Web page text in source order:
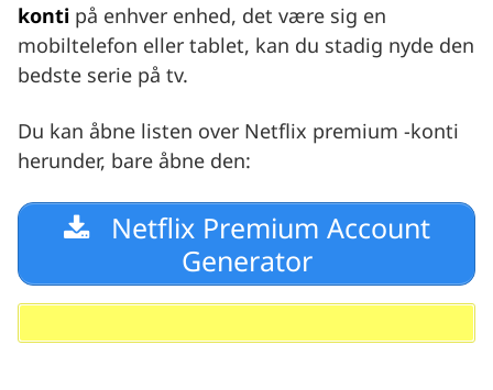
konti på enhver enhed, det være sig en
mobiltelefon eller tablet, kan du stadig nyde den
bedste serie på tv.
Du kan åbne listen over Netflix premium -konti
herunder, bare åbne den:
Netflix Premium Account
Generator